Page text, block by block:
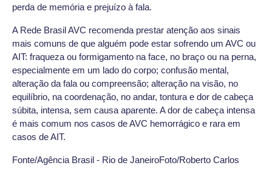
perda de memória e prejuízo à fala.
A Rede Brasil AVC recomenda prestar atenção aos sinais
mais comuns de que alguém pode estar sofrendo um AVC ou
AIT: fraqueza ou formigamento na face, no braço ou na perna,
especialmente em um lado do corpo; confusão mental,
alteração da fala ou compreensão; alteração na visão, no
equilíbrio, na coordenação, no andar, tontura e dor de cabeça
súbita, intensa, sem causa aparente. A dor de cabeça intensa
é mais comum nos casos de AVC hemorrágico e rara em
casos de AIT.
Fonte/Agência Brasil - Rio de JaneiroFoto/Roberto Carlos